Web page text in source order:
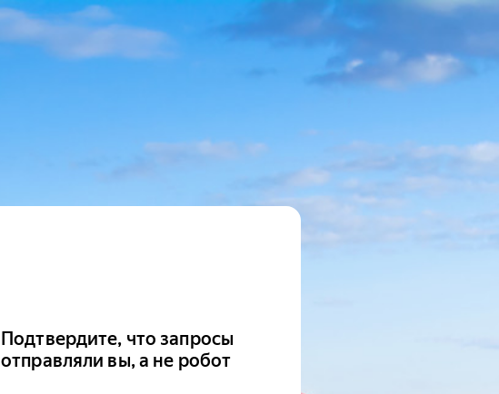
Подтвердите, что запросы
отправляли вы, а не робот